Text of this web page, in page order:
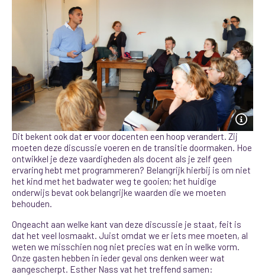
Dit bekent ook dat er voor docenten een hoop verandert. Zij
moeten deze discussie voeren en de transitie doormaken. Hoe
ontwikkel je deze vaardigheden als docent als je zelf geen
ervaring hebt met programmeren? Belangrijk hierbij is om niet
het kind met het badwater weg te gooien; het huidige
onderwijs bevat ook belangrijke waarden die we moeten
behouden.
Ongeacht aan welke kant van deze discussie je staat, feit is
dat het veel losmaakt. Juist omdat we er iets mee moeten, al
weten we misschien nog niet precies wat en in welke vorm.
Onze gasten hebben in ieder geval ons denken weer wat
aangescherpt. Esther Nass vat het treffend samen: